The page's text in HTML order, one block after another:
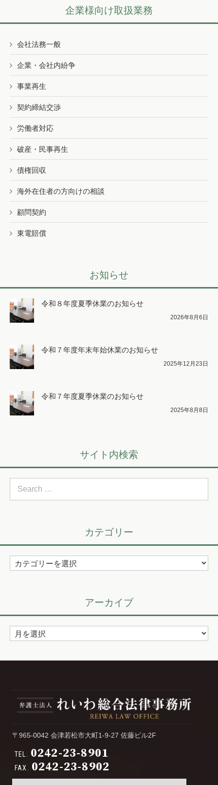
企業様向け取扱業務
会社法務一般
企業・会社内紛争
事業再生
契約締結交渉
労働者対応
破産・民事再生
債権回収
海外在住者の方向けの相談
顧問契約
東電賠償
お知らせ
令和８年度夏季休業のお知らせ
2026年8月6日
令和７年度年末年始休業のお知らせ
2025年12月23日
令和７年度夏季休業のお知らせ
2025年8月8日
サイト内検索
Search
カテゴリー
カ
ー
アーカイブ
〒965-0042 会津若松市大町1-9-27 佐藤ビル2F
TEL. 0242-23-8901
FAX. 0242-23-8902